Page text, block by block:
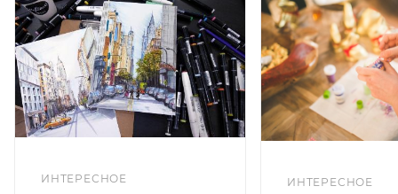
ИНТЕРЕСНОЕ ИНТЕРЕСНОЕ